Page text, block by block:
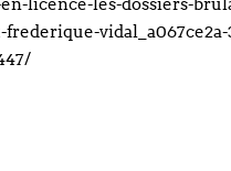
licence-les-dossiers-
vidal_a067ce2a-